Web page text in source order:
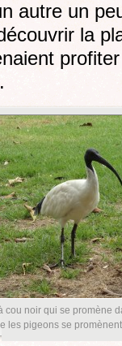
autre un
la
cou noir qui se promène
les pigeons se